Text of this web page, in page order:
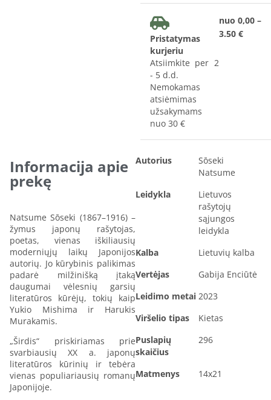
Pristatymas
kurjeriu
Atsiimkite per 2
- 5 d.d.
Nemokamas
atsiėmimas
užsakymams
nuo 30 €
nuo 0,00 –
3.50 €
Informacija apie
prekę
Natsume Sōseki (1867–1916) –
žymus japonų rašytojas,
poetas, vienas iškiliausių
moderniųjų laikų Japonijos
autorių. Jo kūrybinis palikimas
padarė milžinišką įtaką
daugumai vėlesnių garsių
literatūros kūrėjų, tokių kaip
Yukio Mishima ir Harukis
Murakamis.
„Širdis“ priskiriamas prie
svarbiausių XX a. japonų
literatūros kūrinių ir tebėra
vienas populiariausių romanų
Japonijoje.
Autorius
Sōseki
Natsume
Leidykla
Lietuvos
rašytojų
sąjungos
leidykla
Kalba
Lietuvių kalba
Vertėjas
Gabija Enciūtė
Leidimo metai 2023
Viršelio tipas
Kietas
Puslapių
skaičius
296
Matmenys 14x21